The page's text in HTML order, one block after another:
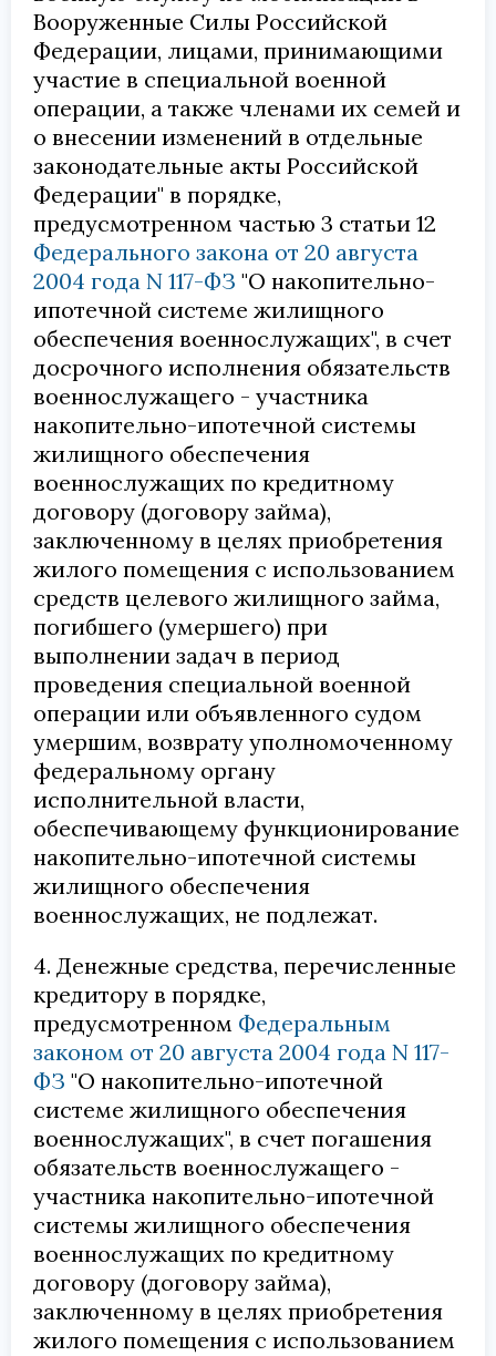
Вооруженные Силы Российской
Федерации, лицами, принимающими
участие в специальной военной
операции, а также членами их семей и
о внесении изменений в отдельные
законодательные акты Российской
Федерации" в порядке,
предусмотренном частью 3 статьи 12
Федерального закона от 20 августа
2004 года N 117-ФЗ "О накопительно-
ипотечной системе жилищного
обеспечения военнослужащих", в счет
досрочного исполнения обязательств
военнослужащего - участника
накопительно-ипотечной системы
жилищного обеспечения
военнослужащих по кредитному
договору (договору займа),
заключенному в целях приобретения
жилого помещения с использованием
средств целевого жилищного займа,
погибшего (умершего) при
выполнении задач в период
проведения специальной военной
операции или объявленного судом
умершим, возврату уполномоченному
федеральному органу
исполнительной власти,
обеспечивающему функционирование
накопительно-ипотечной системы
жилищного обеспечения
военнослужащих, не подлежат.
4. Денежные средства, перечисленные
кредитору в порядке,
предусмотренном Федеральным
законом от 20 августа 2004 года N 117-
ФЗ "О накопительно-ипотечной
системе жилищного обеспечения
военнослужащих", в счет погашения
обязательств военнослужащего -
участника накопительно-ипотечной
системы жилищного обеспечения
военнослужащих по кредитному
договору (договору займа),
заключенному в целях приобретения
жилого помещения с использованием